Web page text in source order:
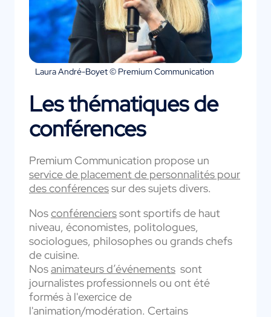
Laura André-Boyet © Premium Communication
Les thématiques de
conférences
Premium Communication propose un
service de placement de personnalités pour
des conférencessur des sujets divers.
Nosconférencierssont sportifs de haut
niveau, économistes, politologues,
sociologues, philosophes ou grands chefs
de cuisine.
Nosanimateurs d’événements sont
journalistes professionnels ou ont été
formés à l'exercice de
l'animation/modération. Certains